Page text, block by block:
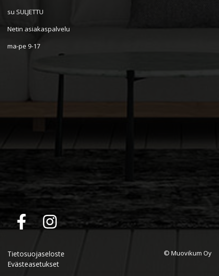
su SULJETTU
Netin asiakaspalvelu
ma-pe 9-17
Tietosuojaseloste
Evästeasetukset
© Muovikum Oy